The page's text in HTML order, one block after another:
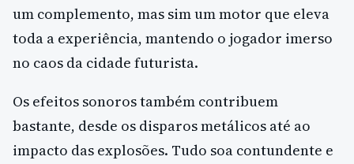
um complemento, mas sim um motor que eleva
toda a experiência, mantendo o jogador imerso
no caos da cidade futurista.
Os efeitos sonoros também contribuem
bastante, desde os disparos metálicos até ao
impacto das explosões. Tudo soa contundente e